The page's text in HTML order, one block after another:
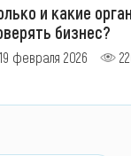
и какие
бизнес?
19 февраля 2026